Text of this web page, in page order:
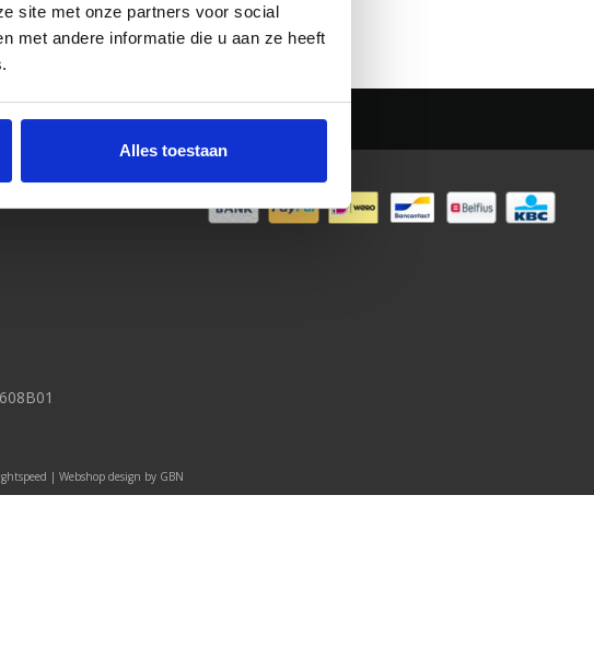
site met onze partners voor social
met andere informatie die u aan ze heeft
Alles toestaan
| Webshop design by GBN